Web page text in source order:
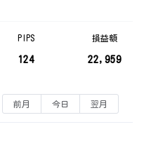
PIPS
124
損益額
22,959
前月 今日 翌月